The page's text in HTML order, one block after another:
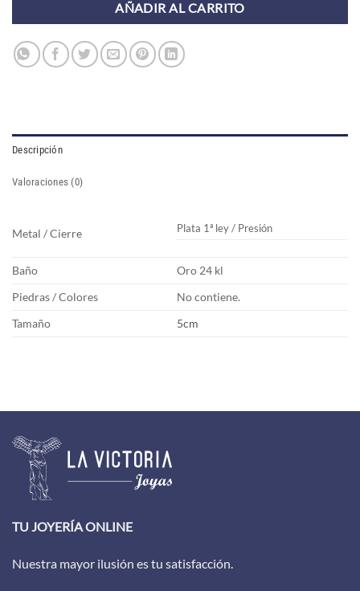
AÑADIR AL CARRITO
Descripción
Valoraciones (0)
Metal / Cierre Plata 1ª ley / Presión
Baño
Oro 24 kl
Piedras / Colores
No contiene.
Tamaño
5cm
TU JOYERÍA ONLINE
Nuestra mayor ilusión es tu satisfacción.